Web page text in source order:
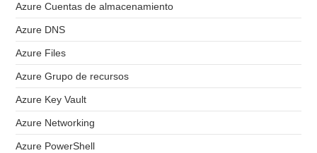
Azure Cuentas de almacenamiento
Azure DNS
Azure Files
Azure Grupo de recursos
Azure Key Vault
Azure Networking
Azure PowerShell